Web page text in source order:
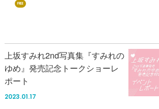
FREE
上坂すみれ2nd写真集『すみれの
ゆめ』発売記念トークショーレ
ポート
2023.01.17